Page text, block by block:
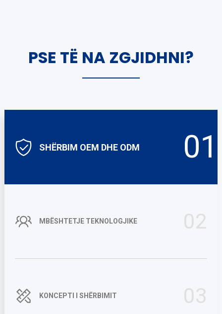
PSE TË NA ZGJIDHNI?
SHËRBIM OEM DHE ODM 01
MBËSHTETJE TEKNOLOGJIKE 02
KONCEPTI I SHËRBIMIT 03